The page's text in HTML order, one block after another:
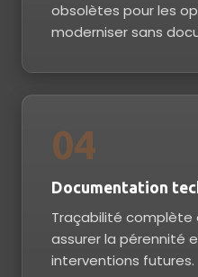
obsolètes pour les
moderniser sans
04
Documentation
Traçabilité complète
assurer la pérennité
interventions futures.